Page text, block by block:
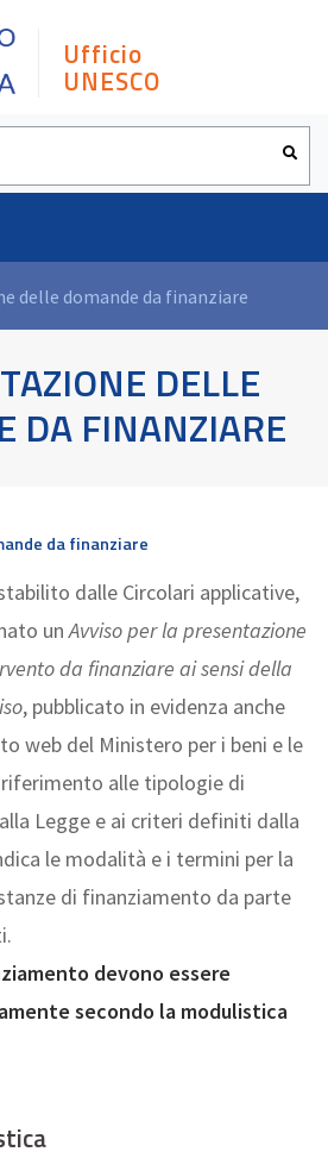
Ufficio
UNESCO
delle domande da finanziare
DELLE
DA FINANZIARE
da finanziare
dalle Circolari applicative,
unAvviso per la presentazione
da finanziare ai sensi della
, pubblicato in evidenza anche
web del Ministero per i beni e le
alle tipologie di
Legge e ai criteri definiti dalla
le modalità e i termini per la
di finanziamento da parte
devono essere
secondo la modulistica